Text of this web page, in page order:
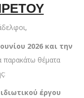
2026 και την
παρακάτω θέματα
έργου